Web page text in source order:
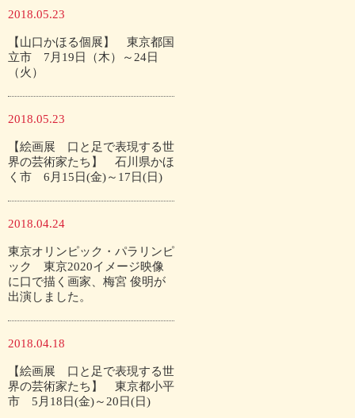
2018.05.23
【山口かほる個展】 東京都国
立市 7月19日（木）～24日
（火）
2018.05.23
【絵画展 口と足で表現する世
界の芸術家たち】 石川県かほ
く市 6月15日(金)～17日(日)
2018.04.24
東京オリンピック・パラリンピ
ック 東京2020イメージ映像
に口で描く画家、梅宮 俊明が
出演しました。
2018.04.18
【絵画展 口と足で表現する世
界の芸術家たち】 東京都小平
市 5月18日(金)～20日(日)